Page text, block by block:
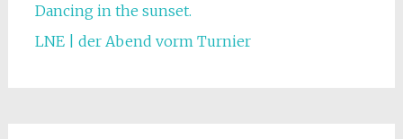
Dancing in the sunset.
LNE | der Abend vorm Turnier